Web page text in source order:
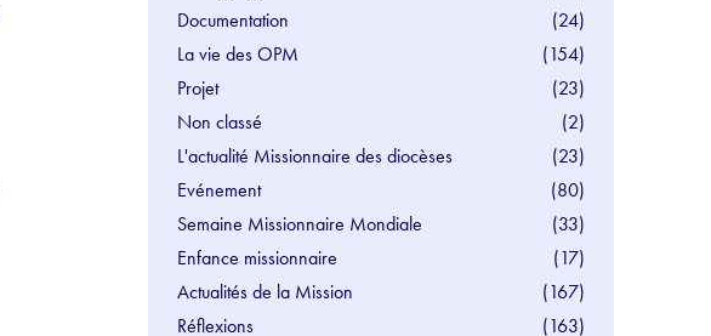
Documentation
(24)
La vie des OPM
(154)
Projet
(23)
Non classé
(2)
L'actualité Missionnaire des diocèses
(23)
Evénement
(80)
Semaine Missionnaire Mondiale
(33)
Enfance missionnaire
(17)
Actualités de la Mission
(167)
Réflexions
(163)